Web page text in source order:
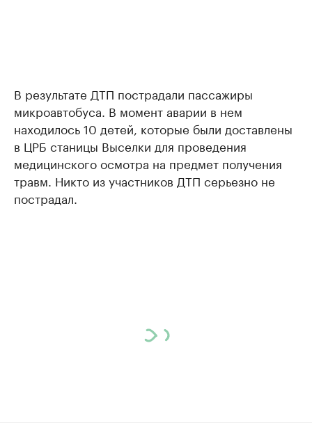
В результате ДТП пострадали пассажиры
микроавтобуса. В момент аварии в нем
находилось 10 детей, которые были доставлены
в ЦРБ станицы Выселки для проведения
медицинского осмотра на предмет получения
травм. Никто из участников ДТП серьезно не
пострадал.